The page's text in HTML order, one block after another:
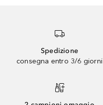
Spedizione
consegna entro 3/6 giorni